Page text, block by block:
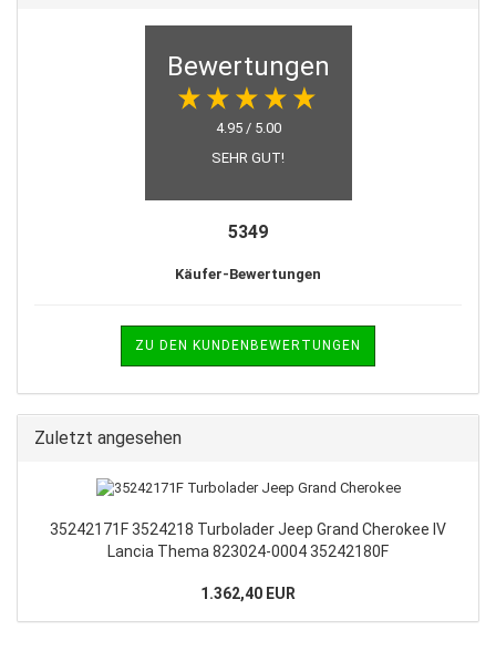
Bewertungen
4.95 / 5.00
SEHR GUT!
5349
Käufer-Bewertungen
ZU DEN KUNDENBEWERTUNGEN
Zuletzt angesehen
35242171F 3524218 Turbolader Jeep Grand Cherokee IV
Lancia Thema 823024-0004 35242180F
1.362,40 EUR